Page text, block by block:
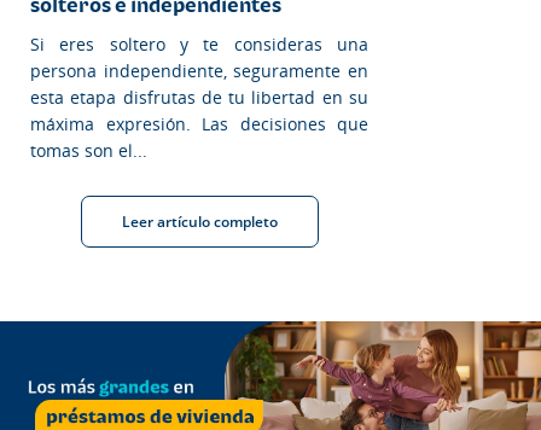
Si eres soltero y te consideras una
persona independiente, seguramente en
esta etapa disfrutas de tu libertad en su
máxima expresión. Las decisiones que
tomas son el...
Leer artículo completo